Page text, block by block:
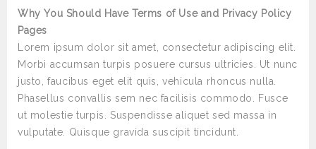
Why You Should Have Terms of Use and Privacy Policy
Pages
Lorem ipsum dolor sit amet, consectetur adipiscing elit.
Morbi accumsan turpis posuere cursus ultricies. Ut nunc
justo, faucibus eget elit quis, vehicula rhoncus nulla.
Phasellus convallis sem nec facilisis commodo. Fusce
ut molestie turpis. Suspendisse aliquet sed massa in
vulputate. Quisque gravida suscipit tincidunt.